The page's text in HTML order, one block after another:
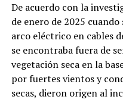
De acuerdo con la
de enero de 2025
arco eléctrico en cables
se encontraba fuera de
vegetación seca en la
por fuertes vientos y
secas, dieron origen al